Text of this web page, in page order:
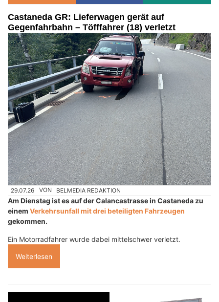
Castaneda GR: Lieferwagen gerät auf
Gegenfahrbahn – Töfffahrer (18) verletzt
29.07.26 VON BELMEDIA REDAKTION
Am Dienstag ist es auf der Calancastrasse in Castaneda zu
einem Verkehrsunfall mit drei beteiligten Fahrzeugen
gekommen.
Ein Motorradfahrer wurde dabei mittelschwer verletzt.
Weiterlesen